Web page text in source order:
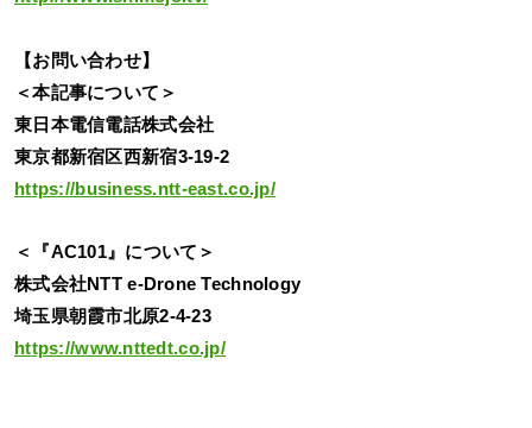
【お問い合わせ】
＜本記事について＞
東日本電信電話株式会社
東京都新宿区西新宿3-19-2
https://business.ntt-east.co.jp/
＜『AC101』について＞
株式会社NTT e-Drone Technology
埼玉県朝霞市北原2-4-23
https://www.nttedt.co.jp/